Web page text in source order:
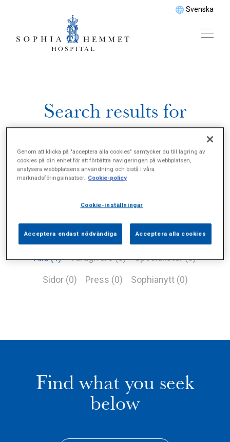
Svenska
Search results for
Alla (1) Vårdgivare (0) Specialister (0)
Sidor (0) Press (0) Sophianytt (0)
Find what you seek
below
Genom att klicka på "acceptera alla cookies" samtycker du till lagring av
cookies på din enhet för att förbättra navigeringen på webbplatsen,
analysera webbplatsens användning och bistå i våra
marknadsföringsinsatser. Cookie-policy
Cookie-inställningar
Acceptera endast nödvändiga Acceptera alla cookies